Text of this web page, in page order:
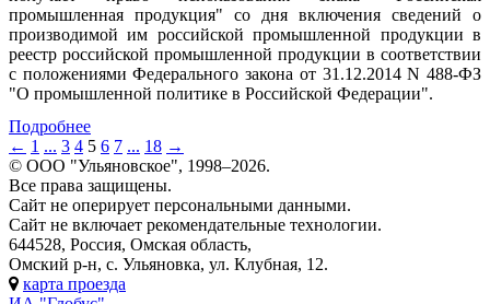
промышленная продукция" со дня включения сведений о
производимой им российской промышленной продукции в
реестр российской промышленной продукции в соответствии
с положениями Федерального закона от 31.12.2014 N 488-ФЗ
"О промышленной политике в Российской Федерации".
Подробнее
← 1 ... 3 4 5 6 7 ... 18 →
© ООО "Ульяновское", 1998–2026.
Все права защищены.
Сайт не оперирует персональными данными.
Сайт не включает рекомендательные технологии.
644528, Россия, Омская область,
Омский р-н, с. Ульяновка, ул. Клубная, 12.
карта проезда